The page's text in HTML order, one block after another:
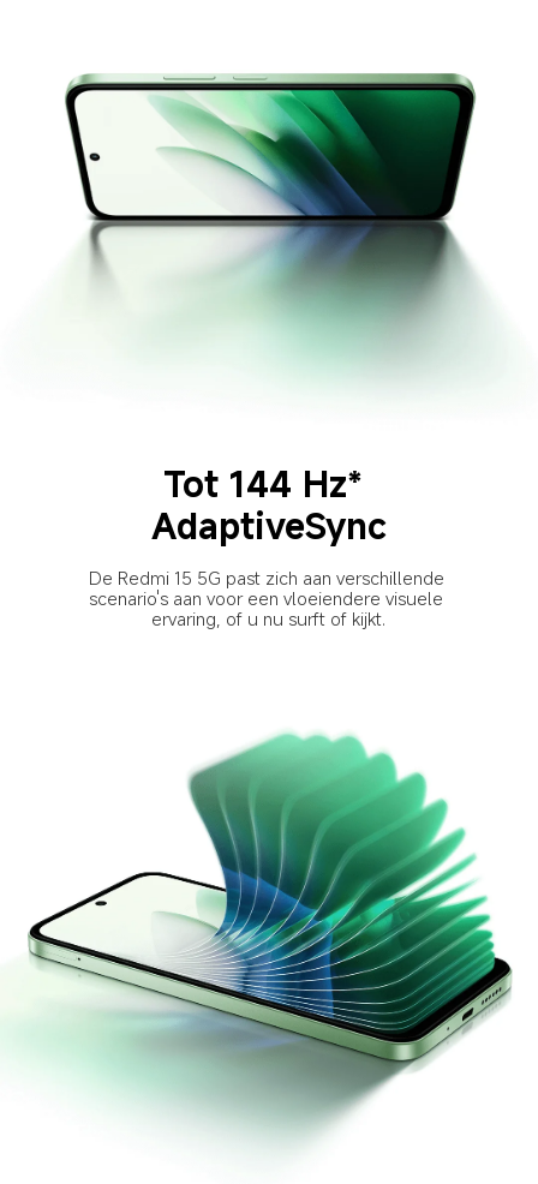
Tot 144 Hz*
AdaptiveSync
De Redmi 15 5G past zich aan verschillende
scenario's aan voor een vloeiendere visuele
ervaring, of u nu surft of kijkt.